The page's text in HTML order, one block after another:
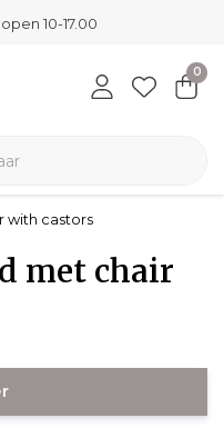
10-17.00
0
with castors
met chair